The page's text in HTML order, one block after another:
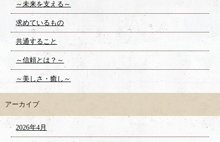
～未来を支える～
求めているもの
共通すること
～信頼とは？～
～美しさ・癒し～
アーカイブ
2026年4月